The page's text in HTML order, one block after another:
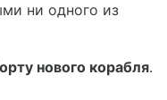
ни одного из
нового корабля.